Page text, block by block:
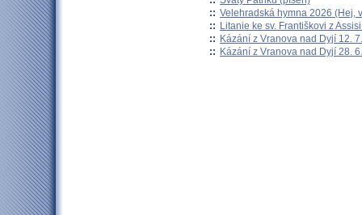
:: Velehradská hymna 2026 (Hej,
:: Litanie ke sv. Františkovi z
:: Kázání z Vranova nad Dyjí 12.
:: Kázání z Vranova nad Dyjí 28.